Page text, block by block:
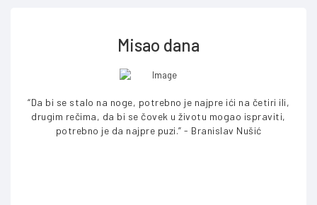
Misao dana
“Da bi se stalo na noge, potrebno je najpre ići na četiri ili,
drugim rečima, da bi se čovek u životu mogao ispraviti,
potrebno je da najpre puzi.” - Branislav Nušić